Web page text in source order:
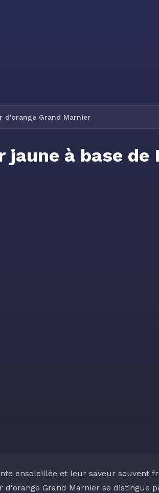
d'orange Grand Marnier
à base de
ensoleillée et leur saveur souvent
d'orange Grand Marnier se distingue